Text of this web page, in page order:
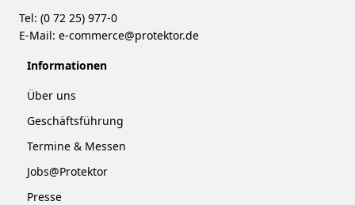
Tel: (0 72 25) 977-0
E-Mail: e-commerce@protektor.de
Informationen
Über uns
Geschäftsführung
Termine & Messen
Jobs@Protektor
Presse